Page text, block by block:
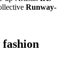
Runway-